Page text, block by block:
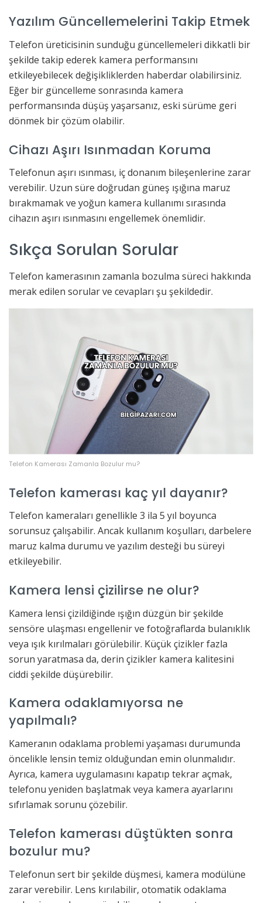
Yazılım Güncellemelerini Takip Etmek
Telefon üreticisinin sunduğu güncellemeleri dikkatli bir
şekilde takip ederek kamera performansını
etkileyebilecek değişikliklerden haberdar olabilirsiniz.
Eğer bir güncelleme sonrasında kamera
performansında düşüş yaşarsanız, eski sürüme geri
dönmek bir çözüm olabilir.
Cihazı Aşırı Isınmadan Koruma
Telefonun aşırı ısınması, iç donanım bileşenlerine zarar
verebilir. Uzun süre doğrudan güneş ışığına maruz
bırakmamak ve yoğun kamera kullanımı sırasında
cihazın aşırı ısınmasını engellemek önemlidir.
Sıkça Sorulan Sorular
Telefon kamerasının zamanla bozulma süreci hakkında
merak edilen sorular ve cevapları şu şekildedir.
Telefon Kamerası Zamanla Bozulur mu?
Telefon kamerası kaç yıl dayanır?
Telefon kameraları genellikle 3 ila 5 yıl boyunca
sorunsuz çalışabilir. Ancak kullanım koşulları, darbelere
maruz kalma durumu ve yazılım desteği bu süreyi
etkileyebilir.
Kamera lensi çizilirse ne olur?
Kamera lensi çizildiğinde ışığın düzgün bir şekilde
sensöre ulaşması engellenir ve fotoğraflarda bulanıklık
veya ışık kırılmaları görülebilir. Küçük çizikler fazla
sorun yaratmasa da, derin çizikler kamera kalitesini
ciddi şekilde düşürebilir.
Kamera odaklamıyorsa ne
yapılmalı?
Kameranın odaklama problemi yaşaması durumunda
öncelikle lensin temiz olduğundan emin olunmalıdır.
Ayrıca, kamera uygulamasını kapatıp tekrar açmak,
telefonu yeniden başlatmak veya kamera ayarlarını
sıfırlamak sorunu çözebilir.
Telefon kamerası düştükten sonra
bozulur mu?
Telefonun sert bir şekilde düşmesi, kamera modülüne
zarar verebilir. Lens kırılabilir, otomatik odaklama